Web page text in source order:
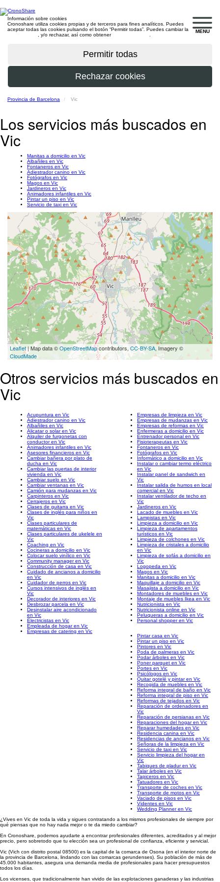
MENU
Información sobre cookies
Cronoshare utiliza cookies propias y de terceros para fines analíticos. Puedes
aceptar todas las cookies pulsando el botón “Permitir todas”. Puedes cambiar la
, y/o rechazar, así como obtener
Provincia de Barcelona Vic
Los servicios más buscados en
Vic
Manitas a domicilio en Vic
Albañiles en Vic
Fontaneros en Vic
Adiestrador canino en Vic
Fotógrafos en Vic
Magos en Vic
Jardineros en Vic
Animadores infantiles en Vic
Pintar un piso en Vic
Servicio de taxi en Vic
Leaflet | Map data ©OpenStreetMapcontributors, CC-BY-SA, Imagery ©
CloudMade
Otros servicios más buscados en
Vic
Acupuntura en Vic
Adiestrador canino en Vic
Albañiles en Vic
Alicatar o solar en Vic
Alquiler de furgonetas con
conductor en Vic
Animadores infantiles en Vic
Asesores financieros en Vic
Cambiar bañera por plato de
ducha en Vic
Cambiar las puertas de interior
vivienda en Vic
Cambiar suelo en Vic
Cambiar ventanas en Vic
Camión para mudanzas en Vic
Carpinteros en Vic
Cerrajeros en Vic
Clases de guitarra en Vic
Clases de inglés para niños en
Vic
Clases particulares de
matemáticas en Vic
Clases particulares de ukelele en
Vic
Coaching en Vic
Cocineras a domicilio en Vic
Colocar suelo vinílico en Vic
Community manager en Vic
Construcción de casa en Vic
Cuidado de ancianos a domicilio
en Vic
Cuidador de perros en Vic
Cursos intensivos de inglés en
Vic
Decorador de interiores en Vic
Desbrozar parcela en Vic
Desinstalar aire acondicionado
en Vic
Electricistas en Vic
Empleada de hogar en Vic
Empresas de catering en Vic
Empresas de limpieza en Vic
Empresas de mudanzas en Vic
Empresas de reformas en Vic
Enfermeras a domicilio en Vic
Entrenador personal en Vic
Fisioterapeutas en Vic
Fontaneros en Vic
Fotógrafos en Vic
Informático a domicilio en Vic
Instalar o cambiar termo eléctrico
en Vic
Instalar panel de sandwich en
Vic
Instalar salida de humos en local
comercial en Vic
Instalar ventilador de techo en
Vic
Jardineros en Vic
Lacado de muebles en Vic
Lampistas en Vic
Limpieza a domicilio en Vic
Limpieza de apartamentos
turísticos en Vic
Limpieza de colchones en Vic
Limpieza de cristales a domicilio
en Vic
Limpieza de sofás a domicilio en
Vic
Logopeda en Vic
Magos en Vic
Manitas a domicilio en Vic
Maquillaje a domicilio en Vic
Masajista a domicilio en Vic
Montadores de muebles en Vic
Montaje de muebles Ikea en Vic
Nutricionista en Vic
Nutricionista online en Vic
Peluqueras a domicilio en Vic
Personal shopper en Vic
Pintar casa en Vic
Pintar un piso en Vic
Pintores en Vic
Poda de palmeras en Vic
Podar árboles en Vic
Poner parquet en Vic
Portes en Vic
Psicólogos en Vic
Quitar gotelé y pintar en Vic
Recogida de muebles en Vic
Reforma integral de baño en Vic
Reforma integral de piso en Vic
Reformas de tejados en Vic
Reparación de ordenadores en
Vic
Reparación de persianas en Vic
Reparaciones del hogar en Vic
Reparar humedades en Vic
Residencia canina en Vic
Residencias de ancianos en Vic
Señoras de la limpieza en Vic
Servicio de taxi en Vic
Servicio limpieza del hogar en
Vic
Tabiques de pladur en Vic
Talar árboles en Vic
Tapiceros en Vic
Tatuadores en Vic
Transporte de coches en Vic
Transporte de motos en Vic
Vaciado de pisos en Vic
Videntes en Vic
Wedding Planner en Vic
¿Vives en Vic de toda la vida y sigues contratando a los mismos profesionales de siempre por
qué piensas que no hay nada mejor o te da miedo cambiar?
En Cronoshare, podemos ayudarte a encontrar profesionales diferentes, acreditados y al mejor
precio, pero sobretodo que tu elección sea un profesional de confianza, eficiente y servicial.
Vic (Vich con distrito postal 08500) es la capital de la comarca de Osona (en el interior norte de
la provincia de Barcelona, lindando con las comarcas gerundenses). Su población de más de
45.000 habitantes, asegura una demanda media de profesionales para hacer presupuestos
todos los días.
Los vicenses, que tradicionalmente han vivido de las explotaciones ganaderas y las industrias